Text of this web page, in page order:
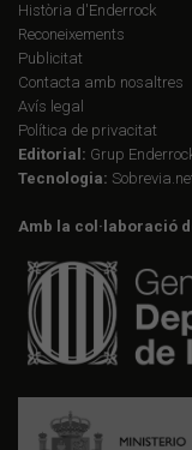
Història d'Enderrock
Reconeixements
Publicitat
Contacta amb nosaltres
Avís legal
Política de privacitat
Editorial: Grup
Tecnologia:
Amb la col·laboració